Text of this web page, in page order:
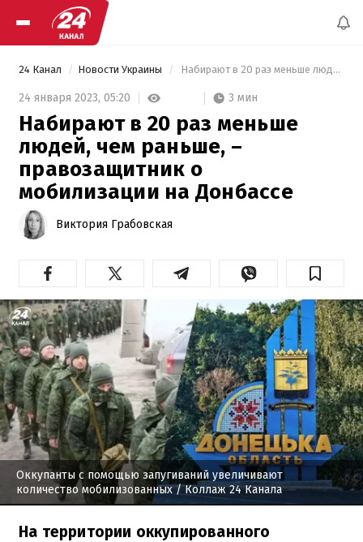
24 Канал Новости Украины Набирают в 20 раз меньше людей, чем раньше, – правозащитник о мобилизации на Донбассе
24 января 2023, 05:20 3 мин
Набирают в 20 раз меньше
людей, чем раньше, –
правозащитник о
мобилизации на Донбассе
Виктория Грабовская
Оккупанты с помощью запугиваний увеличивают
количество мобилизованных/ Коллаж 24 Канала
На территории оккупированного